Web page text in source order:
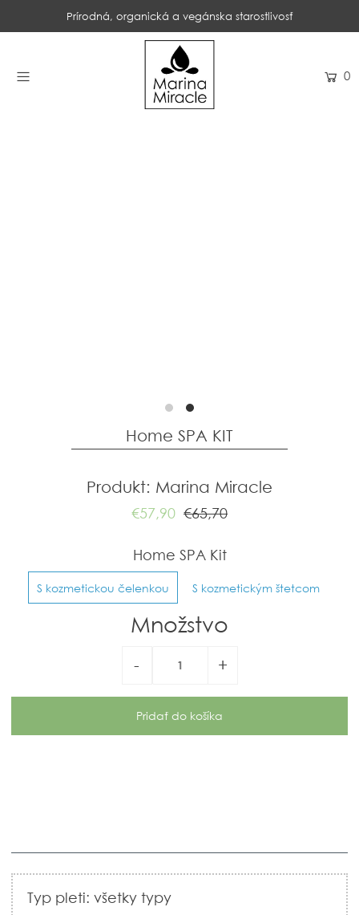
Prírodná, organická a vegánska starostlivosť
0
Home SPA KIT
Produkt: Marina Miracle
€57,90 €65,70
Home SPA Kit
S kozmetickou čelenkou S kozmetickým štetcom
Množstvo
- +
Typ pleti: všetky typy
DOMOV